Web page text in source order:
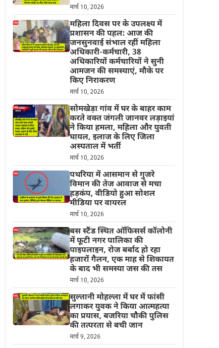
मार्च 10, 2026
महिला दिवस पर के उपलक्ष्य में
प्रशासन की पहल: आज की
जनसुनवाई संभाल रहीं महिला
अधिकारी-कर्मचारी, 38
अधिकारियों कर्मचारियों ने सुनी
आमजन की समस्याएं, मौके पर
किए निराकरण
मार्च 10, 2026
सोमखेड़ा गांव में घर के बाहर काम
करते वक्त जंगली जानवर लड़ाइयां
ने किया हमला, महिला और युवती
घायल, इलाज के लिए जिला
अस्पताल में भर्ती
मार्च 10, 2026
पथरिया में आसमान से गुजरे
विमान की तेज आवाज से मचा
हड़कंप, वीडियो हुआ सोशल
मीडिया पर वायरल
मार्च 10, 2026
बस स्टैंड स्थित ऑफिसर्स कॉलोनी
में फूटी नगर पालिका की
पाइपलाइन, रोज बर्बाद हो रहा
हजारों गैलन, एक माह से शिकायत
के बाद भी समस्या जस की तस
मार्च 10, 2026
सुल्तानी मोहल्ला में घर में फांसी
लगाकर युवक ने किया आत्महत्या
का प्रयास, बजरिया चौकी पुलिस
की तत्परता से बची जान
मार्च 9, 2026